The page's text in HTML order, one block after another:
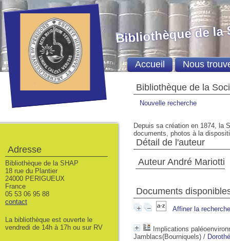
Bibliothèque de la
Nouvelle recherche
Depuis sa création en 1874, la
documents, photos à la
Détail de l'auteur
Auteur André Mariotti
Documents
Affiner la recherche
Implications
Jamblacs(Bourniquels) /
Bibliothèque de la
Accueil Nous
Adresse
Bibliothèque de la SHAP
18 rue du Plantier
24000 PERIGUEUX
France
05 53 06 95 88
contact
La bibliothèque est ouverte le
vendredi de 14h à 17h ou sur RV